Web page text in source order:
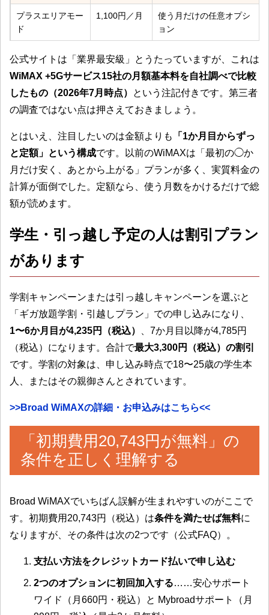
プラスエリアモー
ド
1,100円／月
使う月だけの任意オプシ
ョン
公式サイトは「業界最安級」とうたっていますが、これは
WiMAX +5Gサービス15社の月額基本料を自社調べで比較
したもの（2026年7月時点）
という注記付きです。第三者
の調査ではない点は押さえておきましょう。
とはいえ、注目したいのは金額よりも
「1か月目からずっ
と定額」という構成です。以前のWiMAXは「最初の◯か
月だけ安く、あとから上がる」プランが多く、実質料金の
計算が面倒でした。定額なら、使う月数をかけるだけで総
額が読めます。
学生・引っ越し予定の人は割引プラン
があります
学割キャンペーンまたは引っ越しキャンペーンを選ぶと
「ギガ放題学割・引越しプラン」での申し込みになり、
1〜6か月目が4,235円（税込）
、7か月目以降が4,785円
（税込）になります。合計で最大3,300円（税込）の割引
です。学割の対象は、申し込み時点で18〜25歳の学生本
人、またはその親御さんとされています。
>>Broad WiMAXの詳細・お申込みはこちら<<
「初期費用20,743円が無料」の
条件を正しく理解する
Broad WiMAXでいちばん誤解が生まれやすいのがここで
す。初期費用20,743円（税込）は条件を満たせば無料に
なりますが、その条件は次の2つです（公式FAQ）。
支払い方法をクレジットカード払いで申し込む
2つのオプションに初回加入する……安心サポート
ワイド（月660円・税込）と Mybroadサポート（月